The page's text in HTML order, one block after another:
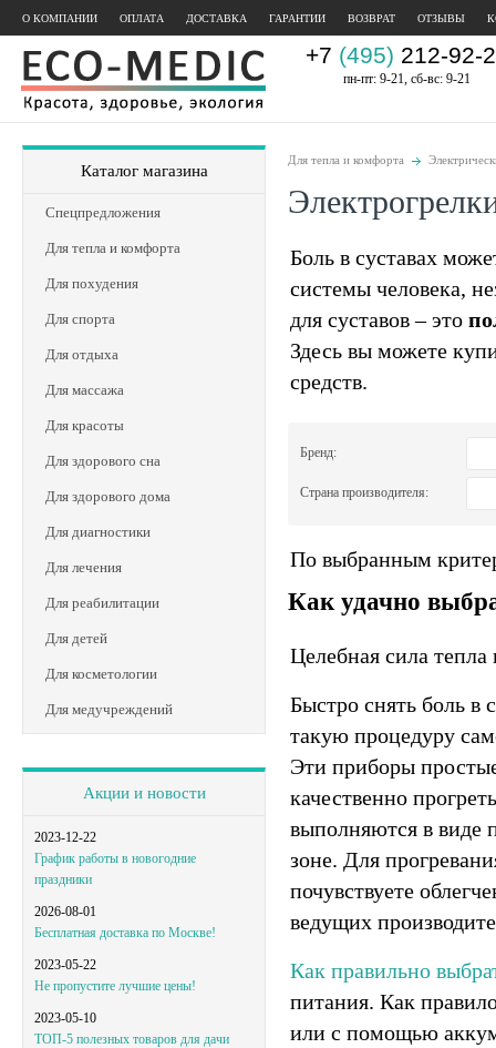
О КОМПАНИИ ОПЛАТА ДОСТАВКА ГАРАНТИИ ВОЗВРАТ ОТЗЫВЫ
+7 (495) 212-92-
пн-пт: 9-21, сб-вс: 9-21
Каталог магазина
Спецпредложения
Для тепла и комфорта
Для похудения
Для спорта
Для отдыха
Для массажа
Для красоты
Для здорового сна
Для здорового дома
Для диагностики
Для лечения
Для реабилитации
Для детей
Для косметологии
Для медучреждений
Акции и новости
2023-12-22
График работы в новогодние
праздники
2026-08-01
Бесплатная доставка по Москве!
2023-05-22
Не пропустите лучшие цены!
2023-05-10
ТОП-5 полезных товаров для дачи
Для тепла и комфорта
Боль в суставах
системы человека,
для суставов – это
Здесь вы можете
средств.
Бренд:
Страна производителя:
По выбранным
Как удачно
Целебная сила
Быстро снять боль в
такую процедуру
Эти приборы
качественно
выполняются в виде
зоне. Для
почувствуете
ведущих
Как правильно
питания. Как
или с помощью